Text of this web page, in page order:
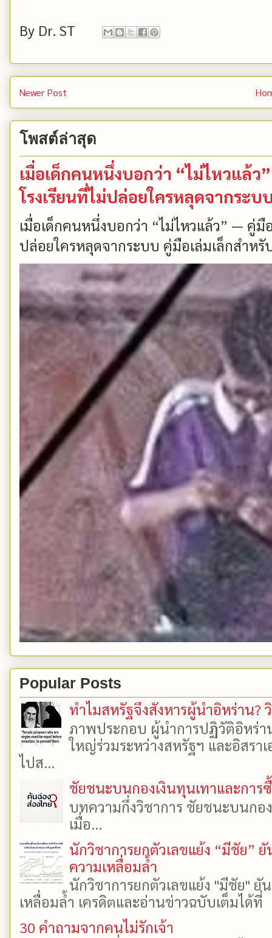
By Dr. ST
Newer Post
โพสต์ล่าสุด
เมื่อเด็กคนหนึ่งบอกว่า “ไม่ไหวแล้
โรงเรียนที่ไม่ปล่อยใครหลุดจากระบ
เมื่อเด็กคนหนึ่งบอกว่า “ไม่ไหวแล้ว” — คู่
ปล่อยใครหลุดจากระบบ คู่มือเล่มเล็กสำหรั
Popular Posts
ทำไมสหรัฐจึงสังหารผู้นำอิหร่าน?
ภาพประกอบ ผู้นำการปฏิวัติอิหร่า
ใหญ่ร่วมระหว่างสหรัฐฯ และอิสรา
ไปส...
ชัยชนะบนกองเงินทุนเทาและการ
บทความกึ่งวิชาการ ชัยชนะบนกอ
เมื่อ...
นักวิชาการยกตัวเลขแย้ง “มีชัย”
ความเหลื่อมล้ำ
นักวิชาการยกตัวเลขแย้ง "มีชัย"
เหลื่อมล้ำ เครดิตและอ่านข่าวฉบับเต็มได้
30 คำถามจากคนไม่รักเจ้า